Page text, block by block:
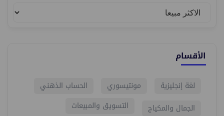
الأقسام
لغة إنجليزية مونتيسوري
الحساب الذهني
الجمال والمكياج
التسويق والمبيعات